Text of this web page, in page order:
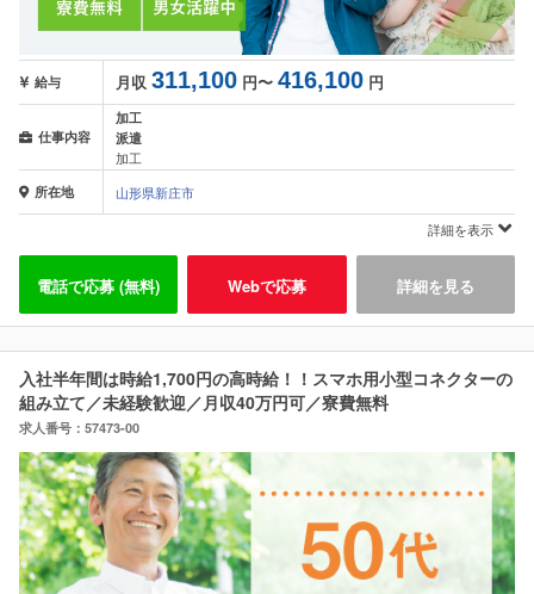
給与 月収 311,100 円〜 416,100 円
仕事内容
加工
派遣
加工
所在地
山形県新庄市
詳細を表示
電話で応募 (無料) Webで応募 詳細を見る
入社半年間は時給1,700円の高時給！！スマホ用小型コネクターの
組み立て／未経験歓迎／月収40万円可／寮費無料
求人番号：57473-00